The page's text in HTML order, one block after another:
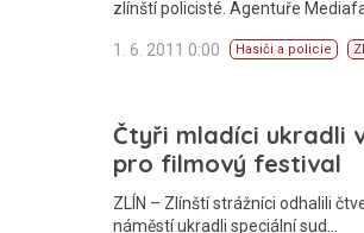
zlínští policisté. Agentuře
1. 6. 2011 0:00 Hasiči a policie
Čtyři mladíci ukradli
pro filmový festival
ZLÍN – Zlínští strážníci odhalili
náměstí ukradli speciální sud…